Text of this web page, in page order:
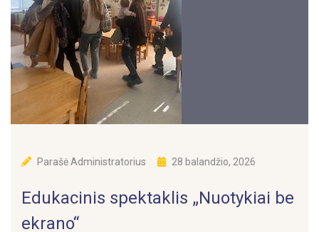
ParašėAdministratorius 28 balandžio, 2026
Edukacinis spektaklis „Nuotykiai be
ekrano“